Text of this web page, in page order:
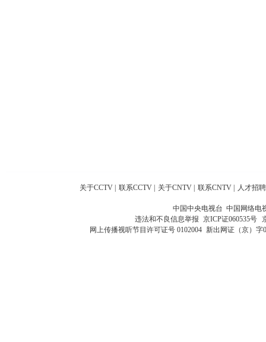
关于CCTV 联系CCTV 关于CNTV 联系CNTV 人才招聘
中国中央电视台 中国网络电
违法和不良信息举报 京ICP证060535号
网上传播视听节目许可证号 0102004 新出网证（京）